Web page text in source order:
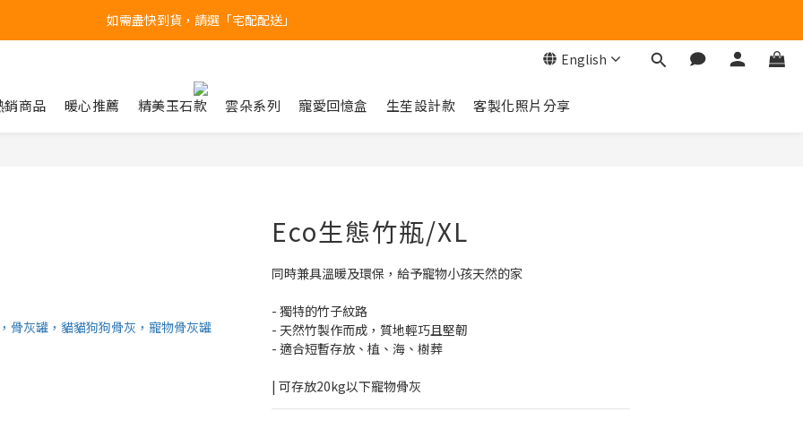
台北民權門市，現貨展示中
產品均備有現貨，下單後最快當天即可出貨
English
銷商品 暖心推薦 精美玉石款 雲朵系列 寵愛回憶盒 生苼設計款 客製化照片分享
Eco生態竹瓶/XL
同時兼具溫暖及環保，給予寵物小孩天然的家
- 獨特的竹子紋路
- 天然竹製作而成，質地輕巧且堅韌
- 適合短暫存放、植、海、樹葬
| 可存放20kg以下寵物骨灰